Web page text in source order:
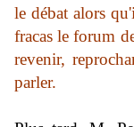
le débat alors
fracas le forum
revenir,
parler.